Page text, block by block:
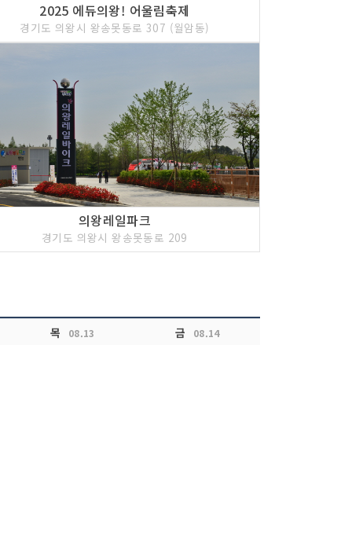
2025 에듀의왕! 어울림축제
경기도 의왕시 왕송못동로 307 (월암동)
의왕레일파크
경기도 의왕시 왕송못동로 209
목 08.13 금 08.14